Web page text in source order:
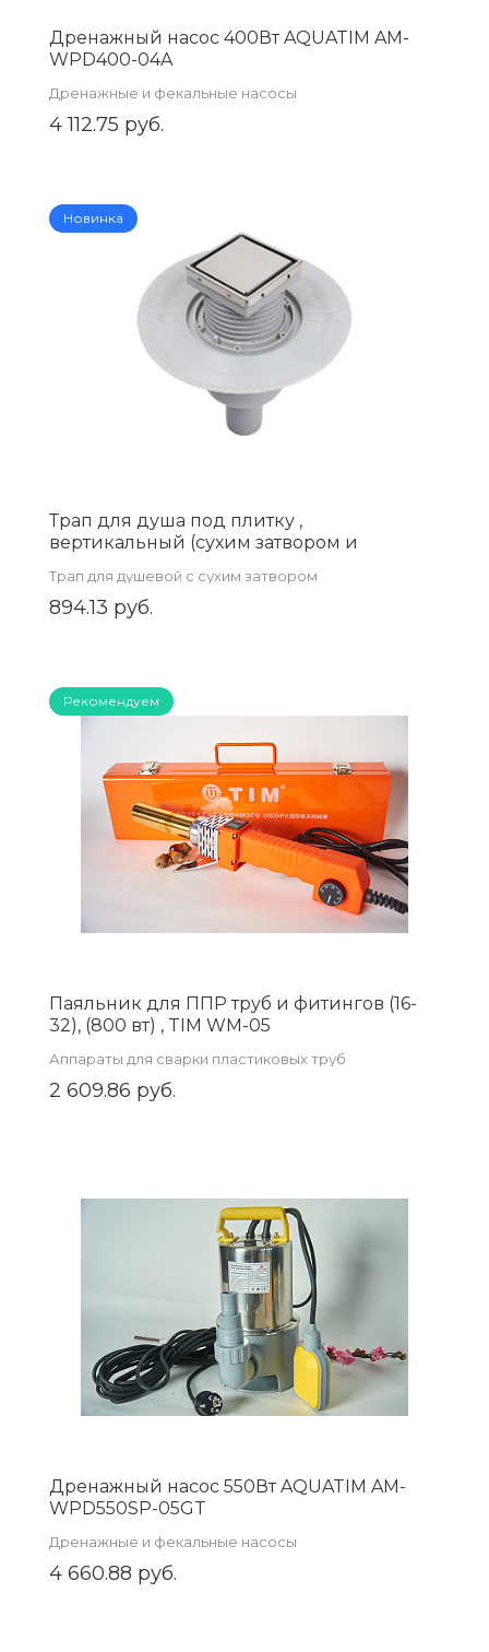
Дренажный насос 400Вт AQUATIM AM-
WPD400-04A
Дренажные и фекальные насосы
4 112.75 руб.
Новинка
Трап для душа под плитку ,
вертикальный (сухим затвором и
Трап для душевой с сухим затвором
894.13 руб.
Рекомендуем
Паяльник для ППР труб и фитингов (16-
32), (800 вт) , TIM WM-05
Аппараты для сварки пластиковых труб
2 609.86 руб.
Дренажный насос 550Вт AQUATIM AM-
WPD550SP-05GT
Дренажные и фекальные насосы
4 660.88 руб.